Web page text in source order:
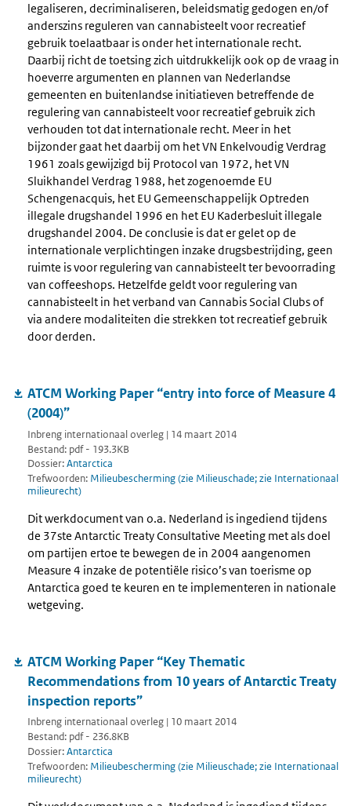
legaliseren, decriminaliseren, beleidsmatig gedogen en/of
anderszins reguleren van cannabisteelt voor recreatief
gebruik toelaatbaar is onder het internationale recht.
Daarbij richt de toetsing zich uitdrukkelijk ook op de vraag in
hoeverre argumenten en plannen van Nederlandse
gemeenten en buitenlandse initiatieven betreffende de
regulering van cannabisteelt voor recreatief gebruik zich
verhouden tot dat internationale recht. Meer in het
bijzonder gaat het daarbij om het VN Enkelvoudig Verdrag
1961 zoals gewijzigd bij Protocol van 1972, het VN
Sluikhandel Verdrag 1988, het zogenoemde EU
Schengenacquis, het EU Gemeenschappelijk Optreden
illegale drugshandel 1996 en het EU Kaderbesluit illegale
drugshandel 2004. De conclusie is dat er gelet op de
internationale verplichtingen inzake drugsbestrijding, geen
ruimte is voor regulering van cannabisteelt ter bevoorrading
van coffeeshops. Hetzelfde geldt voor regulering van
cannabisteelt in het verband van Cannabis Social Clubs of
via andere modaliteiten die strekken tot recreatief gebruik
door derden.
ATCM Working Paper “entry into force of Measure 4
(2004)”
Inbreng internationaal overleg | 14 maart 2014
Bestand: pdf - 193.3KB
Dossier:Antarctica
Trefwoorden: Milieubescherming (zie Milieuschade; zie Internationaal
milieurecht)
Dit werkdocument van o.a. Nederland is ingediend tijdens
de 37ste Antarctic Treaty Consultative Meeting met als doel
om partijen ertoe te bewegen de in 2004 aangenomen
Measure 4 inzake de potentiële risico’s van toerisme op
Antarctica goed te keuren en te implementeren in nationale
wetgeving.
ATCM Working Paper “Key Thematic
Recommendations from 10 years of Antarctic Treaty
inspection reports”
Inbreng internationaal overleg | 10 maart 2014
Bestand: pdf - 236.8KB
Dossier:Antarctica
Trefwoorden: Milieubescherming (zie Milieuschade; zie Internationaal
milieurecht)